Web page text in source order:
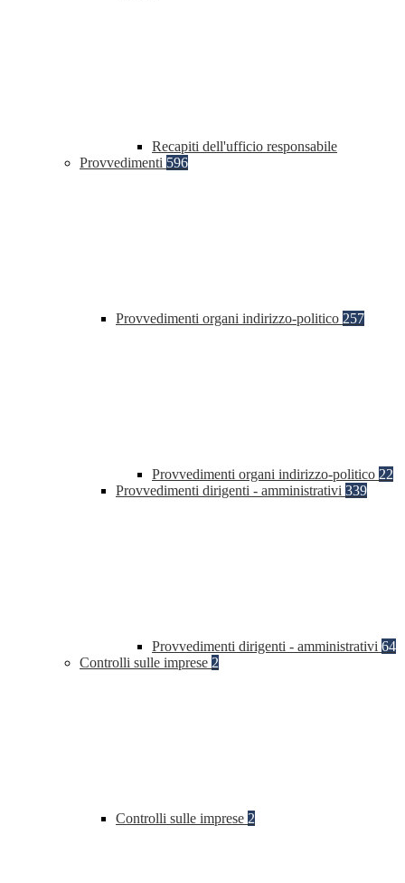
Recapiti dell'ufficio responsabile
Provvedimenti 596
Provvedimenti organi indirizzo-politico 257
Provvedimenti organi indirizzo-politico 22
Provvedimenti dirigenti - amministrativi 339
Provvedimenti dirigenti - amministrativi 64
Controlli sulle imprese 2
Controlli sulle imprese 2